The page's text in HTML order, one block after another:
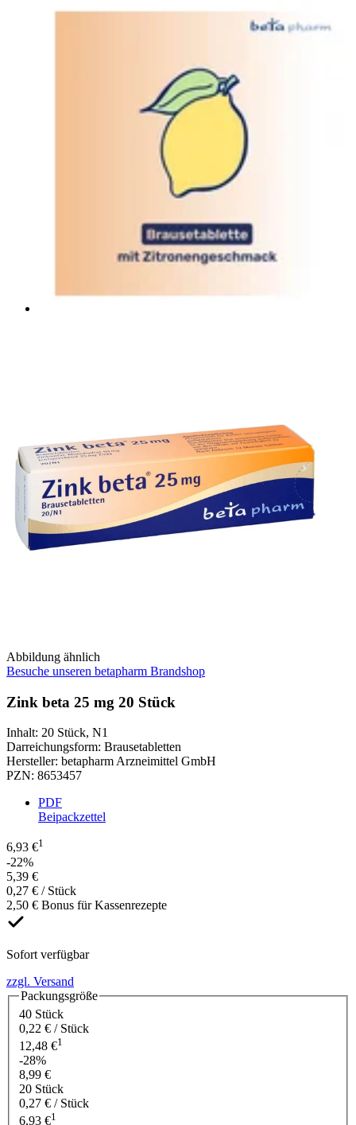
Abbildung ähnlich
Besuche unseren betapharm Brandshop
Zink beta 25 mg 20 Stück
Inhalt: 20 Stück, N1
Darreichungsform: Brausetabletten
Hersteller: betapharm Arzneimittel GmbH
PZN: 8653457
PDF
Beipackzettel
6,93 €1
-22%
5,39 €
0,27 € / Stück
2,50 € Bonus für Kassenrezepte
Sofort verfügbar
zzgl. Versand
Packungsgröße
40 Stück
0,22 € / Stück
12,48 €1
-28%
8,99 €
20 Stück
0,27 € / Stück
6,93 €1